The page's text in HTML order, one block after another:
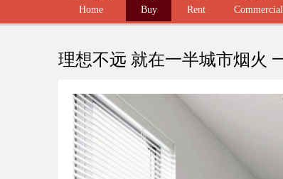
Home
Buy
Rent
Commercial
理想不远 就在一半城市烟火